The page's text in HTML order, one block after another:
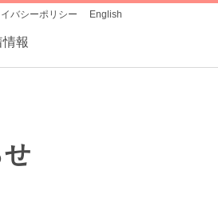
バシーポリシー English
情報